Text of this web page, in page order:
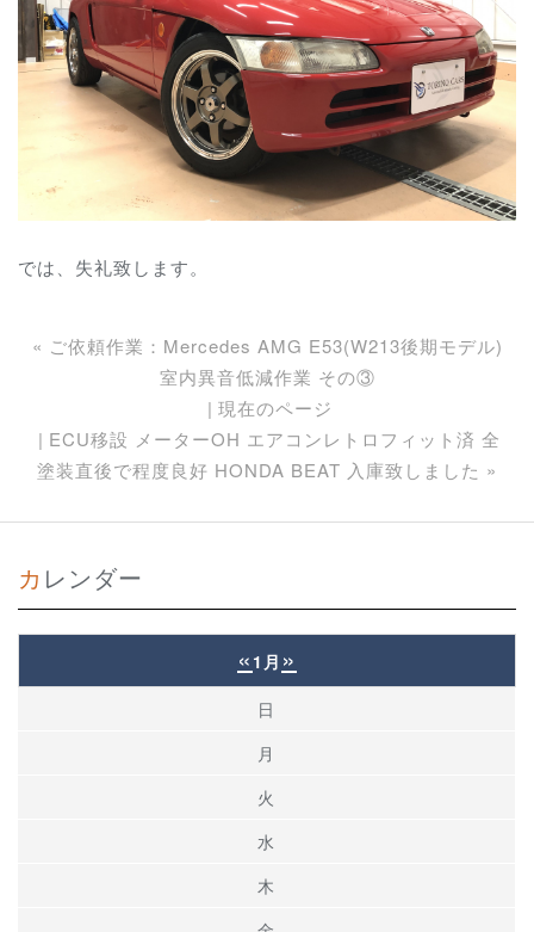
では、失礼致します。
« ご依頼作業：Mercedes AMG E53(W213後期モデル)
室内異音低減作業 その③
現在のページ
ECU移設 メーターOH エアコンレトロフィット済 全
塗装直後で程度良好 HONDA BEAT 入庫致しました »
カレンダー
« 1月 »
日
月
火
水
木